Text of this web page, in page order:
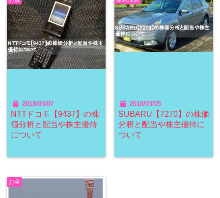
2018/03/07
NTTドコモ【9437】の株
価分析と配当や株主優待
について
2018/03/05
SUBARU【7270】の株価
分析と配当や株主優待に
ついて
お金